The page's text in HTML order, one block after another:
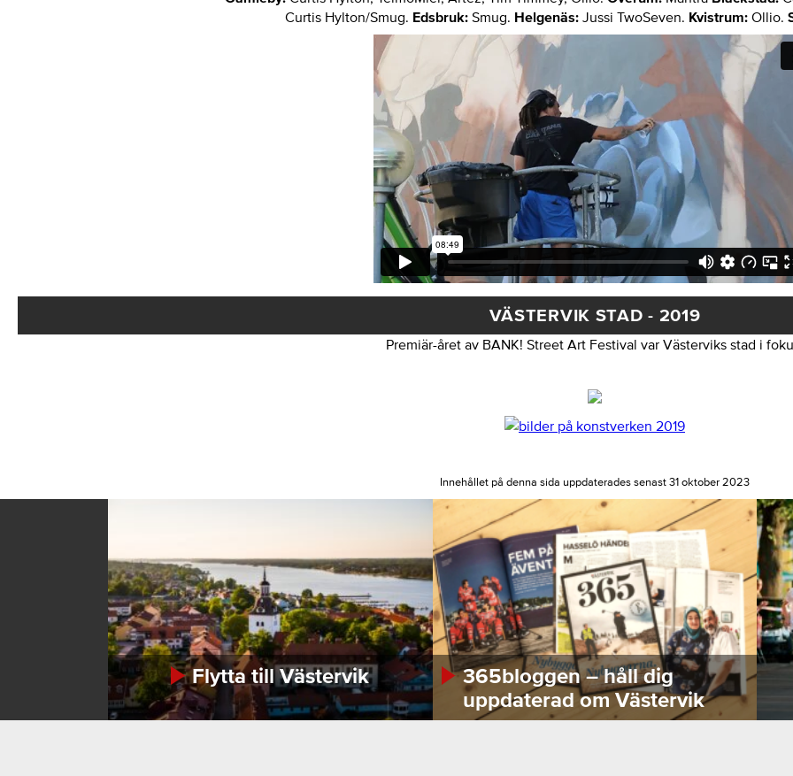
Curtis Hylton/Smug. Edsbruk: Smug. Helgenäs: Jussi TwoSeven. Kvistrum: Ollio.
VÄSTERVIK STAD - 2019
Premiär-året av BANK! Street Art Festival var Västerviks stad i
Innehållet på denna sida uppdaterades senast 31 oktober 2023
Flytta till Västervik
365bloggen – håll dig
uppdaterad om Västervik